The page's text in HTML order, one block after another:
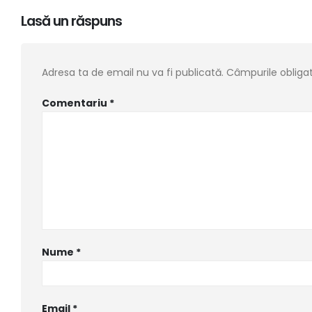
Lasă un răspuns
Adresa ta de email nu va fi publicată. Câmpurile
Comentariu *
Nume *
Email *